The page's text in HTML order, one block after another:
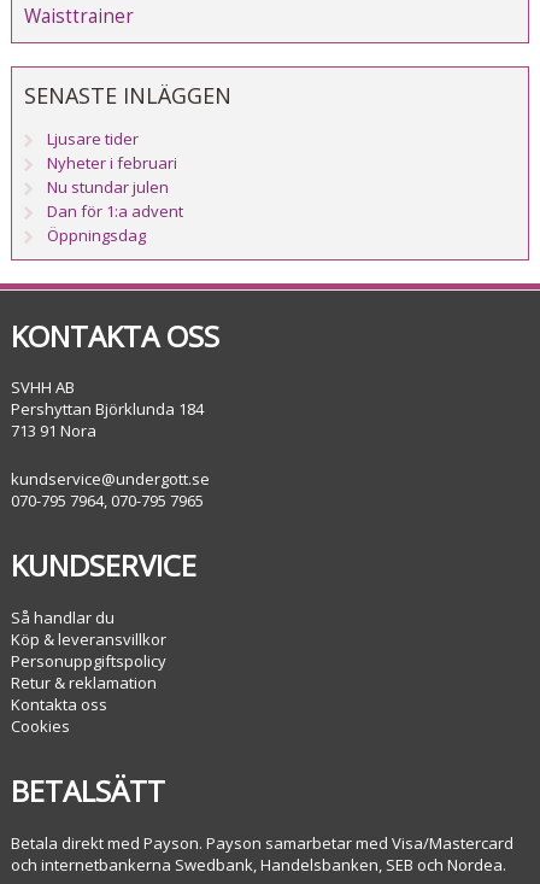
Waisttrainer
SENASTE INLÄGGEN
Ljusare tider
Nyheter i februari
Nu stundar julen
Dan för 1:a advent
Öppningsdag
KONTAKTA OSS
SVHH AB
Pershyttan Björklunda 184
713 91 Nora
kundservice@undergott.se
070-795 7964, 070-795 7965
KUNDSERVICE
Så handlar du
Köp & leveransvillkor
Personuppgiftspolicy
Retur & reklamation
Kontakta oss
Cookies
BETALSÄTT
Betala direkt med Payson. Payson samarbetar med Visa/Mastercard
och internetbankerna Swedbank, Handelsbanken, SEB och Nordea.